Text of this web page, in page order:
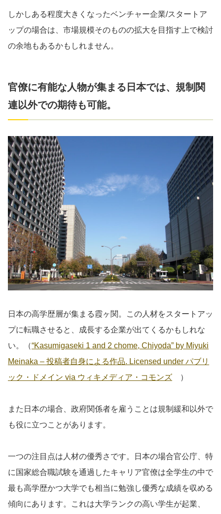
しかしある程度大きくなったベンチャー企業/スタートア
ップの場合は、市場規模そのものの拡大を目指す上で検討
の余地もあるかもしれません。
官僚に有能な人物が集まる日本では、規制関
連以外での期待も可能。
日本の高学歴層が集まる霞ヶ関。この人材をスタートアッ
プに転職させると、成長する企業が出てくるかもしれな
い。（“Kasumigaseki 1 and 2 chome, Chiyoda” by Miyuki
Meinaka – 投稿者自身による作品. Licensed under パブリ
ック・ドメイン via ウィキメディア・コモンズ
）
また日本の場合、政府関係者を雇うことは規制緩和以外で
も役に立つことがあります。
一つの注目点は人材の優秀さです。日本の場合官公庁、特
に国家総合職試験を通過したキャリア官僚は全学生の中で
最も高学歴かつ大学でも相当に勉強し優秀な成績を収める
傾向にあります。これは大学ランクの高い学生が起業、